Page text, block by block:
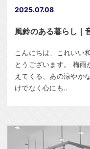
2025.07.08
風鈴のある暮らし｜
こんにちは、これいい
とうございます。 梅雨
えてくる、あの涼やか
けでなく心にも‥